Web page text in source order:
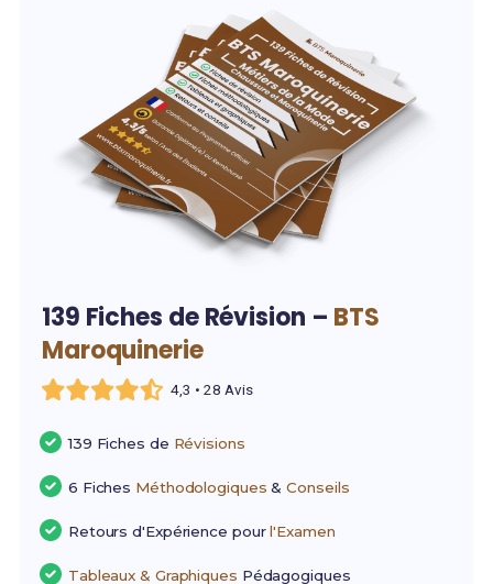
139 Fiches de Révision – BTS
Maroquinerie
4,3 • 28 Avis
139 Fiches de Révisions
6 Fiches Méthodologiques &Conseils
Retours d'Expérience pourl'Examen
Tableaux & Graphiques Pédagogiques